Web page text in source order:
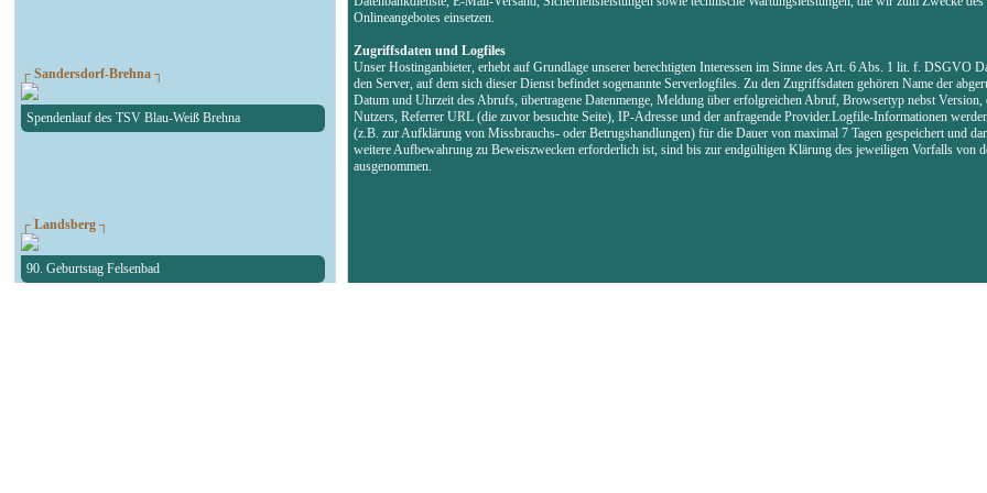
┌ Sandersdorf-Brehna ┐
Spendenlauf des TSV Blau-Weiß Brehna
┌ Landsberg ┐
90. Geburtstag Felsenbad
Onlineangebotes einsetzen.
Zugriffsdaten und Logfiles
Unser Hostinganbieter, erhebt auf Grundlage unserer berechtigten Interessen im Sinne des Art. 6 Abs. 1 lit. f. DSGVO
den Server, auf dem sich dieser Dienst befindet sogenannte Serverlogfiles. Zu den Zugriffsdaten gehören Name der
Datum und Uhrzeit des Abrufs, übertragene Datenmenge, Meldung über erfolgreichen Abruf, Browsertyp nebst Version,
Nutzers, Referrer URL (die zuvor besuchte Seite), IP-Adresse und der anfragende Provider.Logfile-Informationen
(z.B. zur Aufklärung von Missbrauchs- oder Betrugshandlungen) für die Dauer von maximal 7 Tagen gespeichert und
weitere Aufbewahrung zu Beweiszwecken erforderlich ist, sind bis zur endgültigen Klärung des jeweiligen Vorfalls von
ausgenommen.